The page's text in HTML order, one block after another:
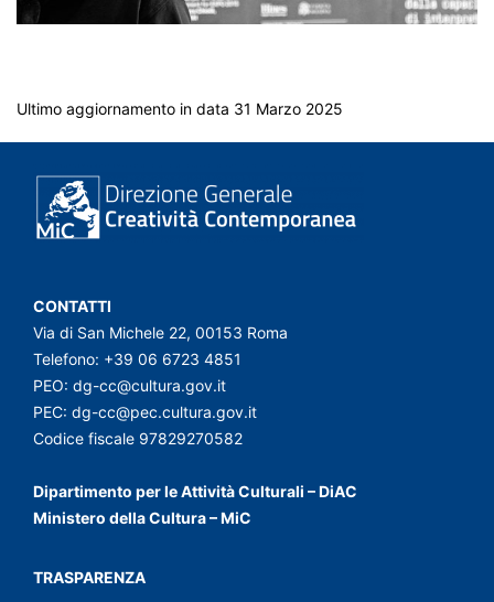
Ultimo aggiornamento in data 31 Marzo 2025
CONTATTI
Via di San Michele 22, 00153 Roma
Telefono: +39 06 6723 4851
PEO: dg-cc@cultura.gov.it
PEC: dg-cc@pec.cultura.gov.it
Codice fiscale 97829270582
Dipartimento per le Attività Culturali – DiAC
Ministero della Cultura – MiC
TRASPARENZA